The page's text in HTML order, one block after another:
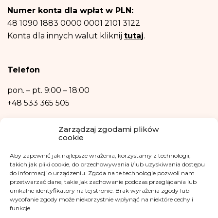
Zarządzaj zgodami plików
cookie
Aby zapewnić jak najlepsze wrażenia, korzystamy z technologii,
takich jak pliki cookie, do przechowywania i/lub uzyskiwania dostępu
do informacji o urządzeniu. Zgoda na te technologie pozwoli nam
przetwarzać dane, takie jak zachowanie podczas przeglądania lub
unikalne identyfikatory na tej stronie. Brak wyrażenia zgody lub
wycofanie zgody może niekorzystnie wpłynąć na niektóre cechy i
funkcje.
Posiadasz prawo dostępu do treści swoich danych oraz prawo ich
sprostowania, usunięcia, ograniczenia przetwarzania, prawo do przenoszenia
danych, prawo wniesienia sprzeciwu, prawo do przenoszenia danych.
Ochrony Danych Osobowych, w razie uznania, iż przetwarzanie danych
Podanie danych osobowych jest niezbędne do zrealizowania ww. celów.
również w formie profilowania.
Numer konta dla wpłat w PLN:
48 1090 1883 0000 0001 2101 3122
Konta dla innych walut kliknij tutaj.
Telefon
pon. – pt. 9:00 – 18:00
+48 533 365 505
kontakt@fundacjakasisi.pl
Inspektor Danych Osobowych
Klaudia Kwiatkowska
iod@fundacjakasisi.pl